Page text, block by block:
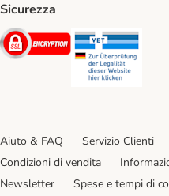
Sicurezza
Security
Aiuto & FAQ Servizio Clienti
Condizioni di vendita
Newsletter
Spese e tempi di